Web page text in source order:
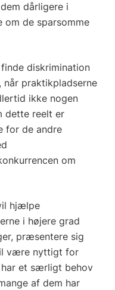
dårligere i
om de sparsomme
diskrimination
når praktikpladserne
ikke nogen
dette reelt er
for de andre
om
hjælpe
i højere grad
præsentere sig
være nyttigt for
har et særligt behov
af dem har